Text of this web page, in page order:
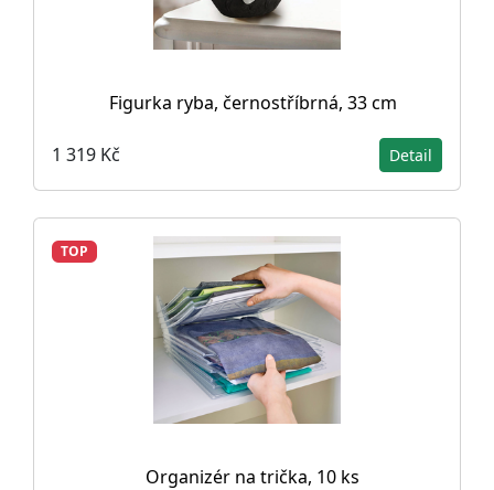
Figurka ryba, černostříbrná, 33 cm
1 319 Kč Detail
TOP
Organizér na trička, 10 ks